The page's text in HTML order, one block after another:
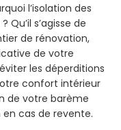
l’isolation des
Qu’il s’agisse de
de rénovation,
de votre
les déperditions
confort intérieur
de votre barème
cas de revente.